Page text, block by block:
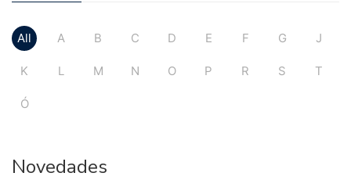
All A B C D E F G J
K L M N O P R S T
Ó
Novedades